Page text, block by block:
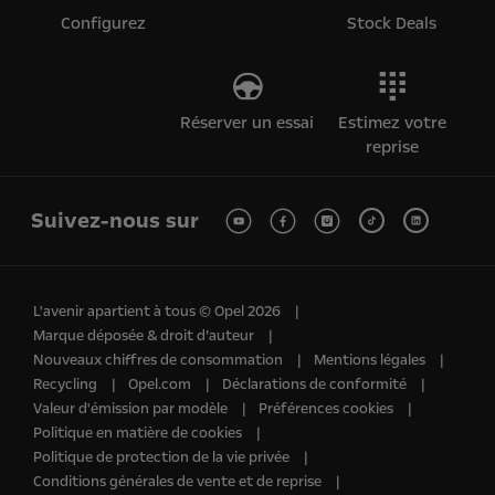
Configurez Stock Deals
Réserver un essai
Estimez votre
reprise
Suivez-nous sur
L'avenir apartient à tous © Opel 2026
Marque déposée & droit d’auteur
Nouveaux chiffres de consommation
Mentions légales
Recycling
Opel.com
Déclarations de conformité
Valeur d'émission par modèle
Préférences cookies
Politique en matière de cookies
Politique de protection de la vie privée
Conditions générales de vente et de reprise